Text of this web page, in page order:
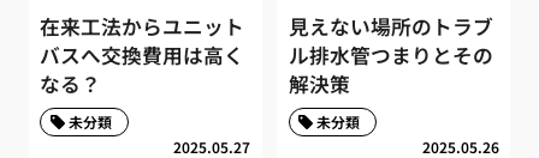
在来工法からユニット
バスへ交換費用は高く
なる？
2025.05.27
未分類
見えない場所のトラブ
ル排水管つまりとその
解決策
2025.05.26
未分類